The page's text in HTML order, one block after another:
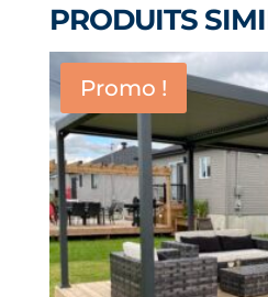
PRODUITS
Promo !